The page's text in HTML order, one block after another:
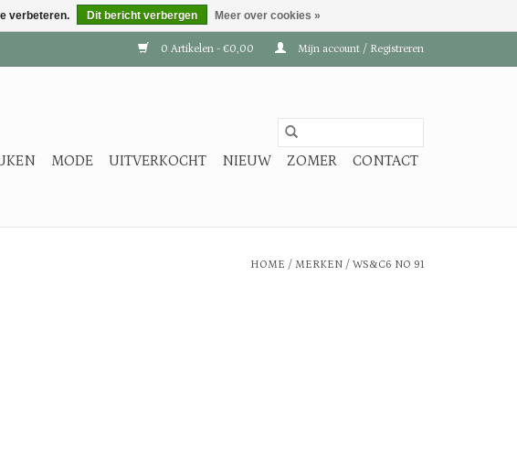
0 Artikelen - €0,00 Mijn account / Registreren
MODE UITVERKOCHT NIEUW ZOMER CONTACT
HOME / MERKEN / WS&C6 NO 91
verbeteren. Dit bericht verbergen Meer over cookies »